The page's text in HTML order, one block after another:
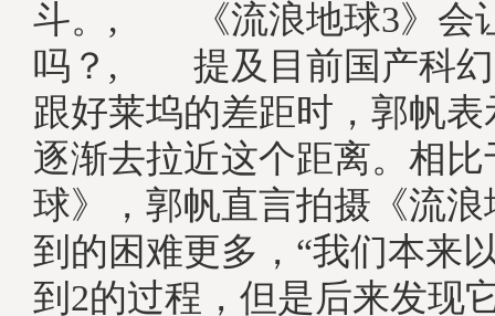
斗。, 《流浪地球3》会
吗？, 提及目前国产科幻
跟好莱坞的差距时，郭帆
逐渐去拉近这个距离。相
球》，郭帆直言拍摄《流浪
到的困难更多，“我们本来
到2的过程，但是后来发现